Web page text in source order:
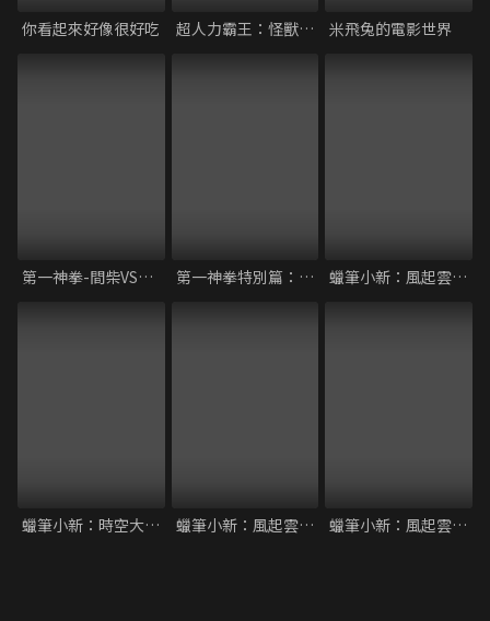
你看起來好像很好吃 超人力霸王：怪獸大戰爭超銀河傳說 米飛兔的電影世界
第一神拳-間柴VS木村 死刑執行 第一神拳特別篇：冠軍之路 蠟筆小新：風起雲湧！光榮燒肉之路
蠟筆小新：時空大冒險 蠟筆小新：風起雲湧！壯烈！戰國大會戰 蠟筆小新：風起雲湧！猛烈！大人帝國的反擊